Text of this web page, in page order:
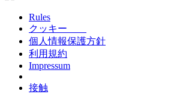
Rules
クッキー
個人情報保護方針
利用規約
Impressum
接触